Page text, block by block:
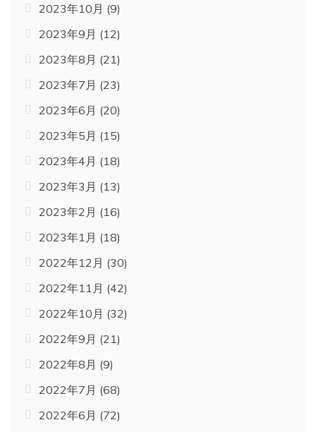
2023年10月 (9)
2023年9月 (12)
2023年8月 (21)
2023年7月 (23)
2023年6月 (20)
2023年5月 (15)
2023年4月 (18)
2023年3月 (13)
2023年2月 (16)
2023年1月 (18)
2022年12月 (30)
2022年11月 (42)
2022年10月 (32)
2022年9月 (21)
2022年8月 (9)
2022年7月 (68)
2022年6月 (72)